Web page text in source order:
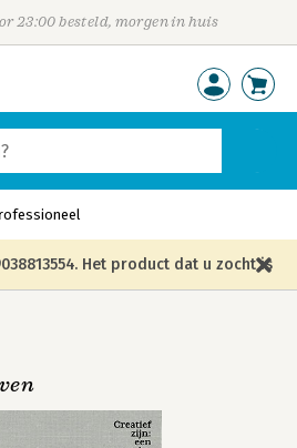
23:00 besteld, morgen in huis
Het product dat u zocht is
en is vervangen door de